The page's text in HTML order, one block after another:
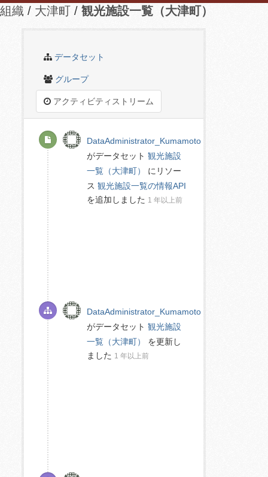
組織 大津町 観光施設一覧（大津町）
データセット
グループ
アクティビティストリーム
DataAdministrator_Kumamoto
がデータセット 観光施設
一覧（大津町）
にリソー
ス 観光施設一覧の情報API
を追加しました 1 年以上前
DataAdministrator_Kumamoto
がデータセット 観光施設
一覧（大津町）
を更新し
ました 1 年以上前